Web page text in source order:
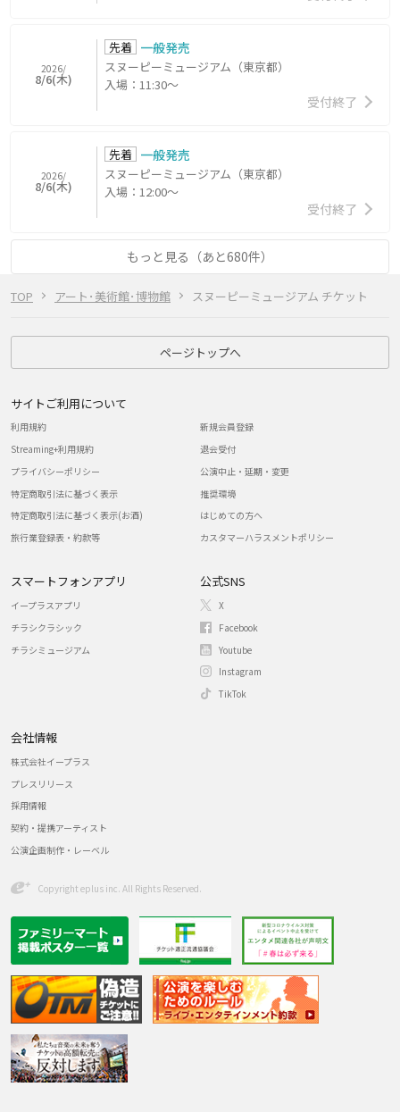
TOP アート･美術館･博物館 スヌーピーミュージアム チケット
2026/
8/6(木)
先着 一般発売
スヌーピーミュージアム（東京都）
入場：11:30～
受付終了
2026/
8/6(木)
先着 一般発売
スヌーピーミュージアム（東京都）
入場：12:00～
受付終了
もっと見る（あと680件）
ページトップへ
サイトご利用について
利用規約
Streaming+利用規約
プライバシーポリシー
特定商取引法に基づく表示
特定商取引法に基づく表示(お酒)
旅行業登録表・約款等
新規会員登録
退会受付
公演中止・延期・変更
推奨環境
はじめての方へ
カスタマーハラスメントポリシー
スマートフォンアプリ
イープラスアプリ
チラシクラシック
チラシミュージアム
公式SNS
X
Facebook
Youtube
Instagram
TikTok
会社情報
株式会社イープラス
プレスリリース
採用情報
契約・提携アーティスト
公演企画制作・レーベル
Copyright eplus inc. All Rights Reserved.